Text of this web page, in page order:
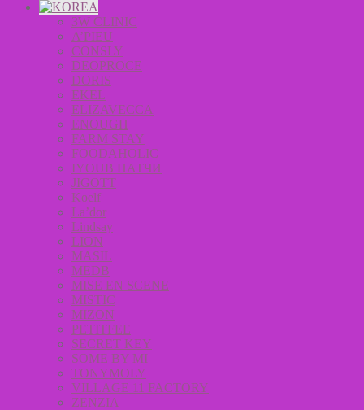
3W CLINIC
A’PIEU
CONSLY
DEOPROCE
DORIS
EKEL
ELIZAVECCA
ENOUGH
FARM STAY
FOODAHOLIC
IYOUB ПАТЧИ
JIGOTT
Koelf
La’dor
Lindsay
LION
MASIL
MEDB
MISE EN SCENE
MISTIC
MIZON
PETITFEE
SECRET KEY
SOME BY MI
TONYMOLY
VILLAGE 11 FACTORY
ZENZIA